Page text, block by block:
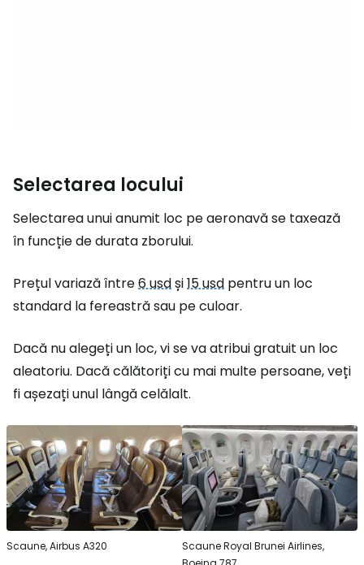
Selectarea locului
Selectarea unui anumit loc pe aeronavă se taxează
în funcție de durata zborului.
Prețul variază între6 usdși15 usd pentru un loc
standard la fereastră sau pe culoar.
Dacă nu alegeți un loc, vi se va atribui gratuit un loc
aleatoriu. Dacă călătoriți cu mai multe persoane, veți
fi așezați unul lângă celălalt.
Scaune, Airbus A320
Scaune Royal Brunei Airlines,